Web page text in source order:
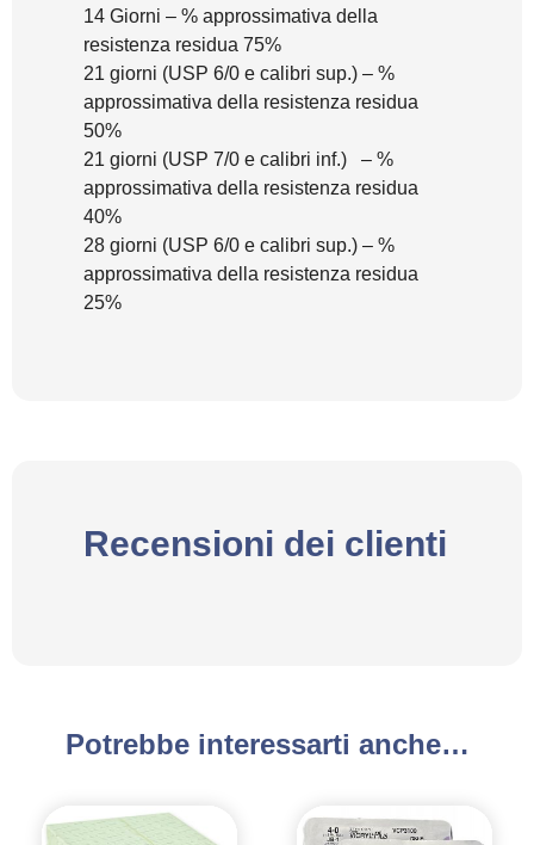
14 Giorni – % approssimativa della
resistenza residua 75%
21 giorni (USP 6/0 e calibri sup.) – %
approssimativa della resistenza residua
50%
21 giorni (USP 7/0 e calibri inf.) – %
approssimativa della resistenza residua
40%
28 giorni (USP 6/0 e calibri sup.) – %
approssimativa della resistenza residua
25%
Recensioni dei clienti
Potrebbe interessarti anche…